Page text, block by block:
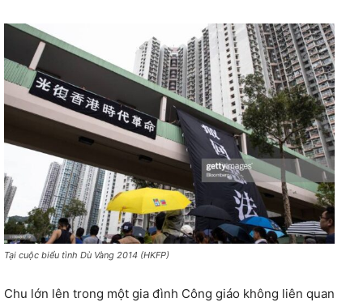
Tại cuộc biểu tình Dù Vàng 2014 (HKFP)
Chu lớn lên trong một gia đình Công giáo không liên quan